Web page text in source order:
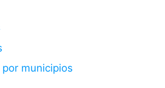
municipios